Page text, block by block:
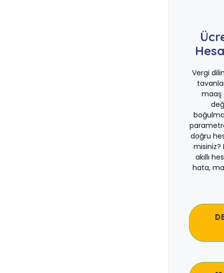
Vergi
maaş
doğru
misiniz?
akıllı
hata,